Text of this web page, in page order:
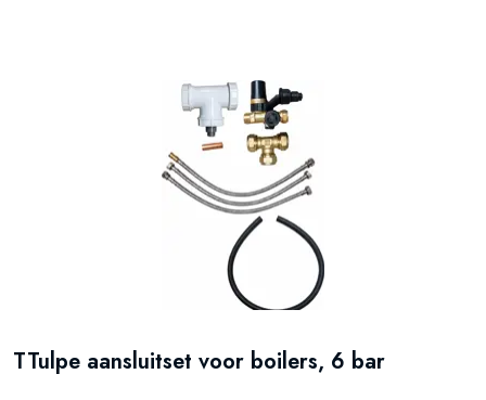
TTulpe aansluitset voor boilers, 6 bar